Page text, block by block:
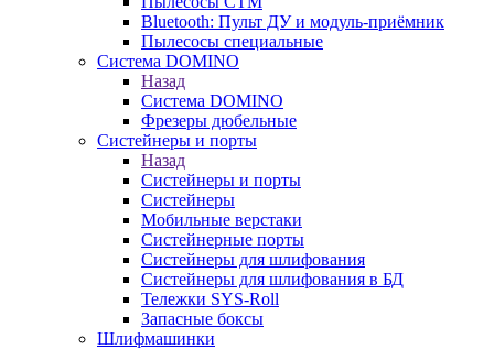
Bluetooth: Пульт ДУ и модуль-приёмник
Пылесосы специальные
Система DOMINO
Назад
Система DOMINO
Фрезеры дюбельные
Систейнеры и порты
Назад
Систейнеры и порты
Систейнеры
Мобильные верстаки
Систейнерные порты
Систейнеры для шлифования
Систейнеры для шлифования в БД
Тележки SYS-Roll
Запасные боксы
Шлифмашинки